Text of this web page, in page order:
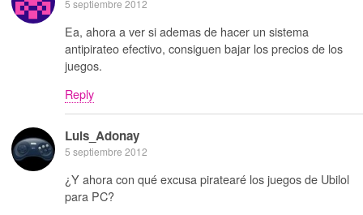
5 septiembre 2012
Ea, ahora a ver si ademas de hacer un sistema
antipirateo efectivo, consiguen bajar los precios de los
juegos.
Reply
Luis_Adonay
5 septiembre 2012
¿Y ahora con qué excusa piratearé los juegos de Ubilol
para PC?